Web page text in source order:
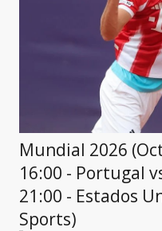
Mundial 2026
16:00 - Portugal
21:00 - Estados
Sports)